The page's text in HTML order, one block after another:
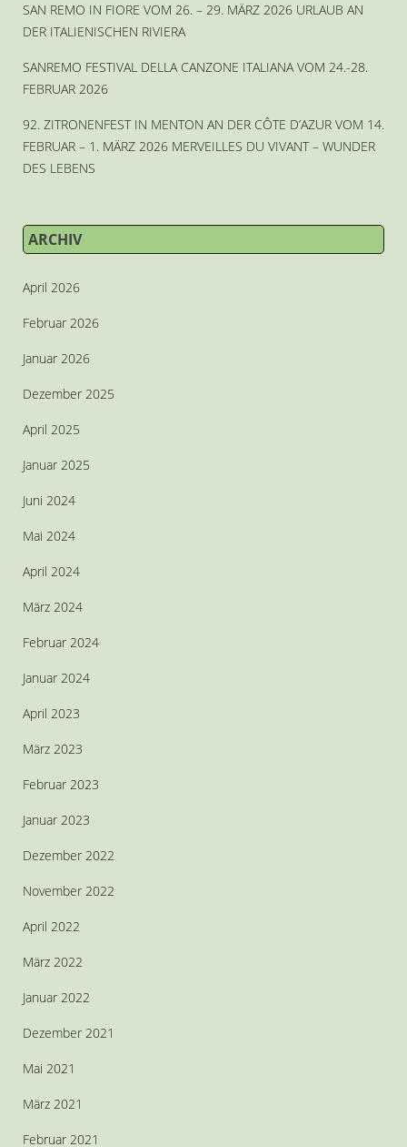
SAN REMO IN FIORE VOM 26. – 29. MÄRZ 2026 URLAUB AN
DER ITALIENISCHEN RIVIERA
SANREMO FESTIVAL DELLA CANZONE ITALIANA VOM 24.-28.
FEBRUAR 2026
92. ZITRONENFEST IN MENTON AN DER CÔTE D’AZUR VOM 14.
FEBRUAR – 1. MÄRZ 2026 MERVEILLES DU VIVANT – WUNDER
DES LEBENS
ARCHIV
April 2026
Februar 2026
Januar 2026
Dezember 2025
April 2025
Januar 2025
Juni 2024
Mai 2024
April 2024
März 2024
Februar 2024
Januar 2024
April 2023
März 2023
Februar 2023
Januar 2023
Dezember 2022
November 2022
April 2022
März 2022
Januar 2022
Dezember 2021
Mai 2021
März 2021
Februar 2021